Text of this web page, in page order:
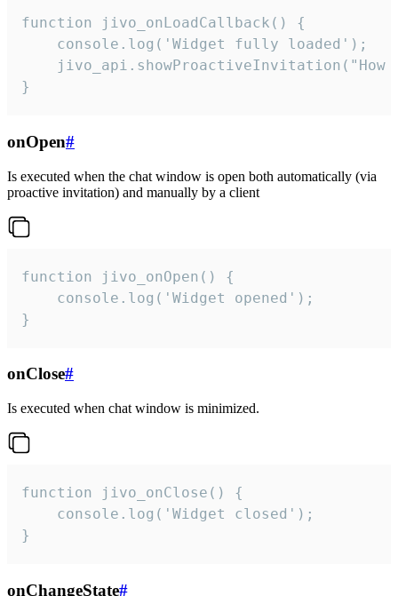
function jivo_onLoadCallback() {
    console.log('Widget fully loaded');
jivo_api.showProactiveInvitation("How
}
onOpen#
Is executed when the chat window is open both automatically (via
proactive invitation) and manually by a client
function jivo_onOpen() {
    console.log('Widget opened');
}
onClose#
Is executed when chat window is minimized.
function jivo_onClose() {
    console.log('Widget closed');
}
onChangeState#